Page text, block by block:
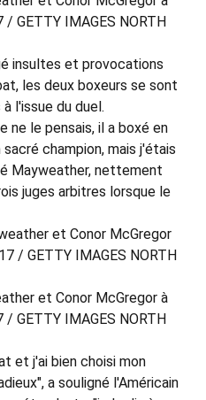
GETTY IMAGES NORTH
insultes et provocations
les deux boxeurs se sont
l'issue du duel.
ne le pensais, il a boxé en
champion, mais j'étais
Mayweather, nettement
juges arbitres lorsque le
et Conor McGregor à
GETTY IMAGES NORTH
et j'ai bien choisi mon
a souligné l'Américain